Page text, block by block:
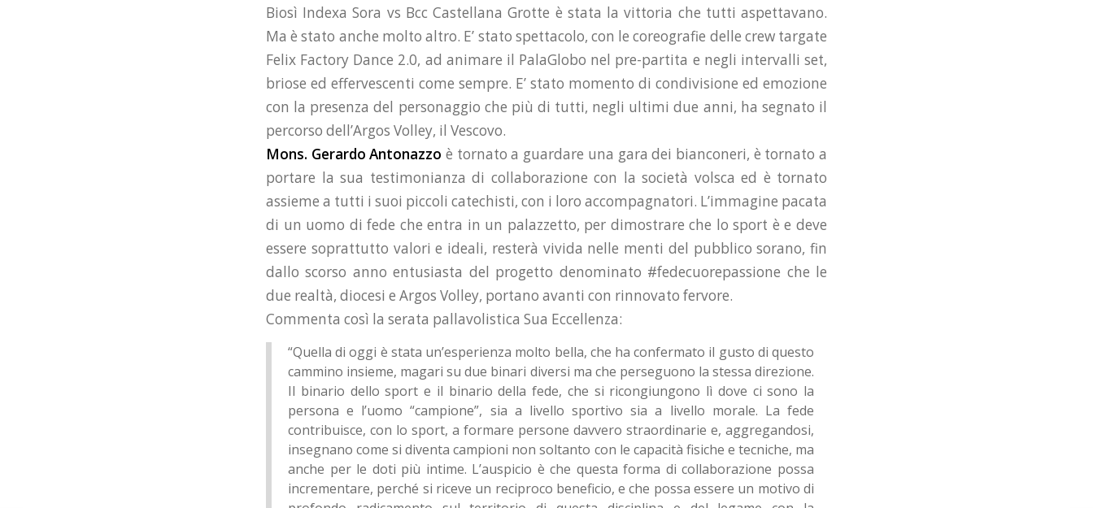
Biosì Indexa Sora vs Bcc Castellana Grotte è stata la vittoria che tutti aspettavano.
Ma è stato anche molto altro. E’ stato spettacolo, con le coreografie delle crew targate
Felix Factory Dance 2.0, ad animare il PalaGlobo nel pre-partita e negli intervalli set,
briose ed effervescenti come sempre. E’ stato momento di condivisione ed emozione
con la presenza del personaggio che più di tutti, negli ultimi due anni, ha segnato il
percorso dell’Argos Volley, il Vescovo.
Mons. Gerardo Antonazzo è tornato a guardare una gara dei bianconeri, è tornato a
portare la sua testimonianza di collaborazione con la società volsca ed è tornato
assieme a tutti i suoi piccoli catechisti, con i loro accompagnatori. L’immagine pacata
di un uomo di fede che entra in un palazzetto, per dimostrare che lo sport è e deve
essere soprattutto valori e ideali, resterà vivida nelle menti del pubblico sorano, fin
dallo scorso anno entusiasta del progetto denominato #fedecuorepassione che le
due realtà, diocesi e Argos Volley, portano avanti con rinnovato fervore.
Commenta così la serata pallavolistica Sua Eccellenza:
“Quella di oggi è stata un’esperienza molto bella, che ha confermato il gusto di questo
cammino insieme, magari su due binari diversi ma che perseguono la stessa direzione.
Il binario dello sport e il binario della fede, che si ricongiungono lì dove ci sono la
persona e l’uomo “campione”, sia a livello sportivo sia a livello morale. La fede
contribuisce, con lo sport, a formare persone davvero straordinarie e, aggregandosi,
insegnano come si diventa campioni non soltanto con le capacità fisiche e tecniche, ma
anche per le doti più intime. L’auspicio è che questa forma di collaborazione possa
incrementare, perché si riceve un reciproco beneficio, e che possa essere un motivo di